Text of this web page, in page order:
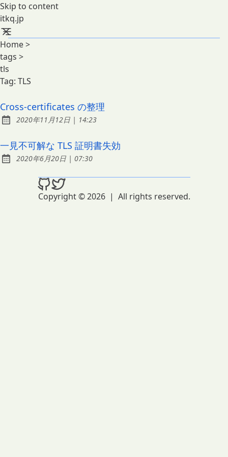
Skip to content
itkq.jp
Home>
tags >
tls
Tag: TLS
Cross-certificates の整理
Published:
2020年11月12日 | at
14:23
一見不可解な TLS 証明書失効
Published:
2020年6月20日 | at
07:30
Copyright © 2026 | All rights reserved.